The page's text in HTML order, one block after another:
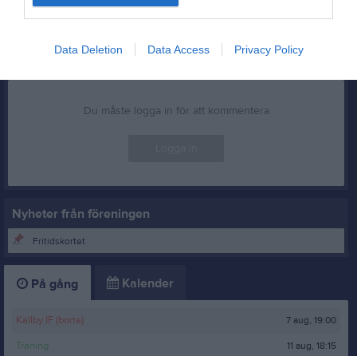
Data Deletion Data Access Privacy Policy
Dela Tweeta
Du måste logga in för att kommentera
Nyheter från föreningen
Fritidskortet
På gång Kalender
Källby IF (borta) 7 aug, 19:00
Träning 11 aug, 18:15